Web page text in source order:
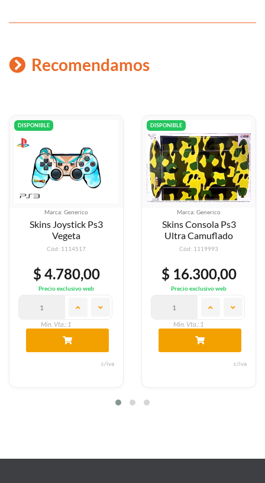
Recomendamos
DISPONIBLE
Marca: Generico
Skins Joystick Ps3
Vegeta
Cód: 1114517
$ 4.780,00
Precio exclusivo web
Min. Vta.: 1
c/iva
DISPONIBLE
Marca: Generico
Skins Consola Ps3
Ultra Camuflado
Cód: 1119993
$ 16.300,00
Precio exclusivo web
Min. Vta.: 1
c/iva